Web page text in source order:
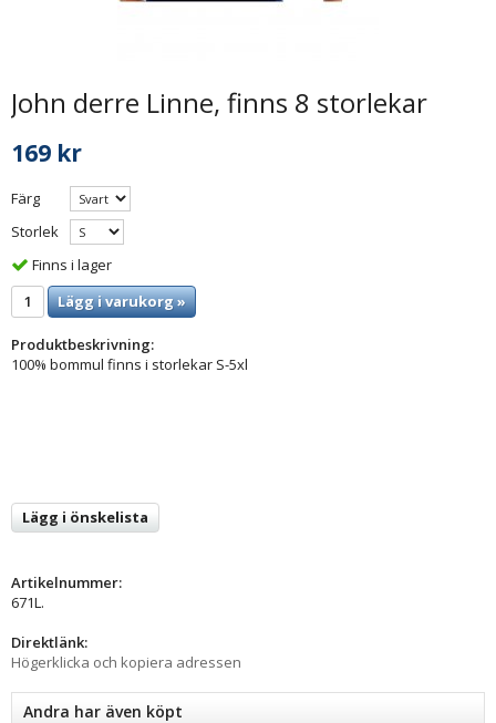
John derre Linne, finns 8 storlekar
169 kr
Färg
Storlek
Finns i lager
Lägg i varukorg »
Produktbeskrivning:
100% bommul finns i storlekar S-5xl
Lägg i önskelista
Artikelnummer:
671L.
Direktlänk:
Högerklicka och kopiera adressen
Andra har även köpt